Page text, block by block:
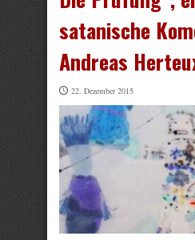
satanische
Andreas
22. Dezember 2015